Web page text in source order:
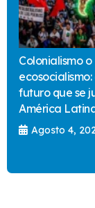
Colonialismo o
ecosocialismo:
futuro que se
América
Agosto 4,